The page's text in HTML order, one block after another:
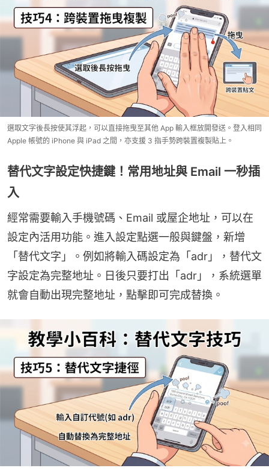
選取文字後長按使其浮起，可以直接拖曳至其他 App 輸入框放開發送。登入相同
Apple 帳號的 iPhone 與 iPad 之間，亦支援 3 指手勢跨裝置複製貼上。
替代文字設定快捷鍵！常用地址與 Email 一秒插
入
經常需要輸入手機號碼、Email 或屋企地址，可以在
設定內活用功能。進入設定點選一般與鍵盤，新增
「替代文字」。例如將輸入碼設定為「adr」，替代文
字設定為完整地址。日後只要打出「adr」，系統選單
就會自動出現完整地址，點擊即可完成替換。